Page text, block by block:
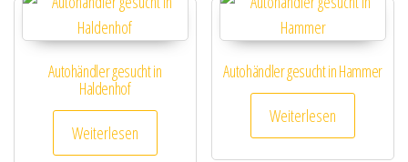
Autohändler gesucht in
Haldenhof
Weiterlesen
Autohändler gesucht in Hammer
Weiterlesen